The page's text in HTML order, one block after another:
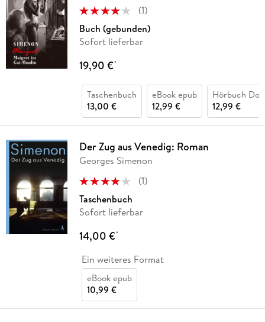
(1)
Buch (gebunden)
Sofort lieferbar
19,90 €*
Taschenbuch
13,00 €
eBook epub
12,99 €
Hörbuch
12,99 €
Der Zug aus Venedig: Roman
Georges Simenon
(1)
Taschenbuch
Sofort lieferbar
14,00 €*
Ein weiteres Format
eBook epub
10,99 €